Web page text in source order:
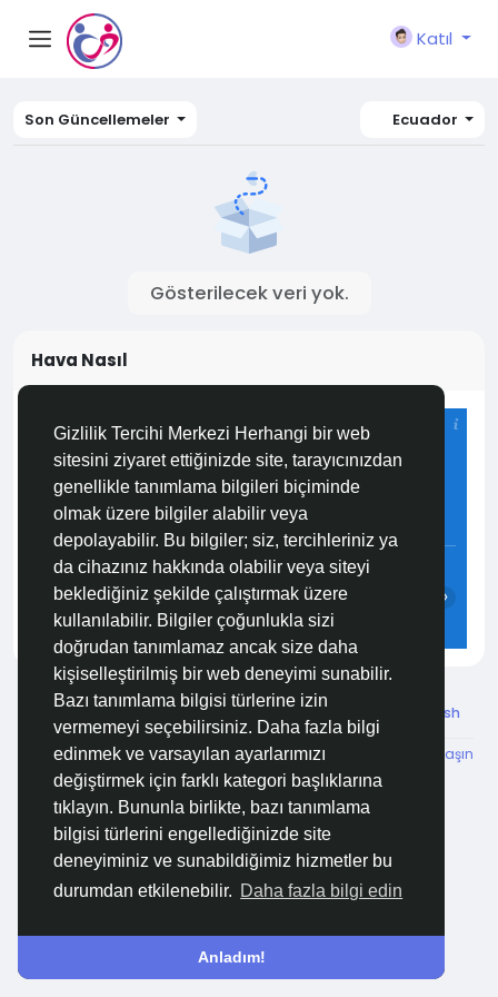
Gizlilik Tercihi Merkezi Herhangi bir web
sitesini ziyaret ettiğinizde site, tarayıcınızdan
genellikle tanımlama bilgileri biçiminde
olmak üzere bilgiler alabilir veya
depolayabilir. Bu bilgiler; siz, tercihleriniz ya
da cihazınız hakkında olabilir veya siteyi
beklediğiniz şekilde çalıştırmak üzere
kullanılabilir. Bilgiler çoğunlukla sizi
doğrudan tanımlamaz ancak size daha
kişiselleştirilmiş bir web deneyimi sunabilir.
Bazı tanımlama bilgisi türlerine izin
vermemeyi seçebilirsiniz. Daha fazla bilgi
edinmek ve varsayılan ayarlarımızı
değiştirmek için farklı kategori başlıklarına
tıklayın. Bununla birlikte, bazı tanımlama
bilgisi türlerini engellediğinizde site
deneyiminiz ve sunabildiğimiz hizmetler bu
durumdan etkilenebilir. Daha fazla bilgi edin
Anladım!
Katıl
Son Güncellemeler Ecuador
Gösterilecek veri yok.
Hava Nasıl
Istanbul
26°C Çiseleme
8.2 m/s 76%
18:00
26°C
19:00
26°C
20:00
25°C
21:00
25°C
22:00
‹ ›
© 2026 Özelim Turkish
Hakkımızda Koşullar KVKK HSVTP
Bize Ulaşın
Destek Merkezi